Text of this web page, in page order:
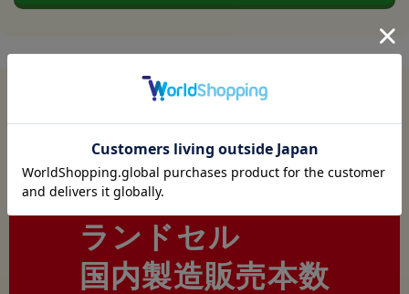
今年も
フィットちゃんはおかげさまで
ランドセル
国内製造販売本数